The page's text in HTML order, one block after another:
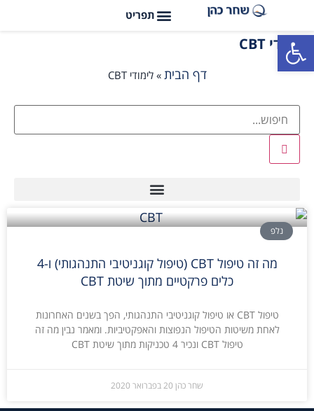
פתח סרגל נגישות
לימודי CBT
דף הבית »לימודי CBT
נלפ
מה זה טיפול CBT (טיפול קוגניטיבי התנהגותי) ו-4
כלים פרקטיים מתוך שיטת CBT
טיפול CBT או טיפול קוגניטיבי התנהגותי, הפך בשנים האחרונות
לאחת משיטות הטיפול הנפוצות והאפקטיביות. ומאמר נבין מה זה
טיפול CBT ונכיר 4 טכניקות מתוך שיטת CBT
שחר כהן 20 בפברואר 2020